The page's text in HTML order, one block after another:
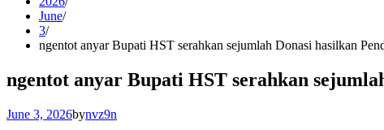
June
3
ngentot anyar Bupati HST serahkan sejumlah Donasi hasilkan
ngentot anyar Bupati HST serahkan
June 3, 2026bynvz9n